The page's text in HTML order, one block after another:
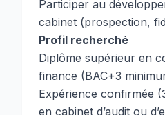
Participer au
cabinet (prospection,
Profil recherché
Diplôme supérieur en
finance (BAC+3
Expérience confirmée
en cabinet d’audit ou